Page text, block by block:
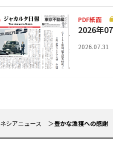
PDF紙面
2026年
2026.07.31
シアニュース 豊かな漁獲への感謝